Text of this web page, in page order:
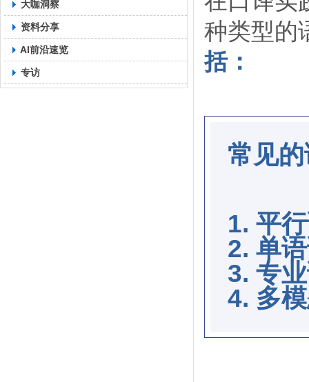
大咖洞察
资料分享
AI前沿速览
专访
种类型的
括：
常见
1. 平
2. 单
3. 专
4. 多